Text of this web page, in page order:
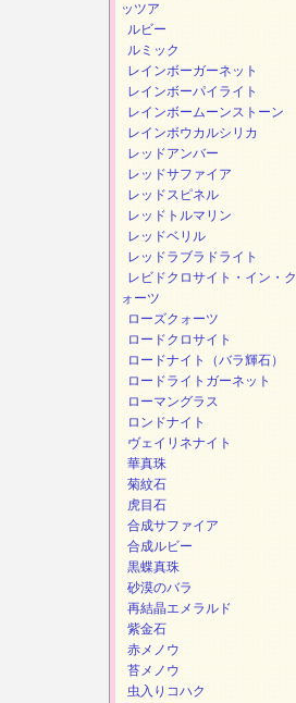
ッツア
ルビー
ルミック
レインボーガーネット
レインボーパイライト
レインボームーンストーン
レインボウカルシリカ
レッドアンバー
レッドサファイア
レッドスピネル
レッドトルマリン
レッドベリル
レッドラブラドライト
レビドクロサイト・イン・ク
ォーツ
ローズクォーツ
ロードクロサイト
ロードナイト（バラ輝石）
ロードライトガーネット
ローマングラス
ロンドナイト
ヴェイリネナイト
華真珠
菊紋石
虎目石
合成サファイア
合成ルビー
黒蝶真珠
砂漠のバラ
再結晶エメラルド
紫金石
赤メノウ
苔メノウ
虫入りコハク